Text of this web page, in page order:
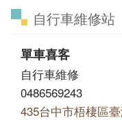
自行車維修站
單車喜客
自行車維修
0486569243
435台中市梧棲區